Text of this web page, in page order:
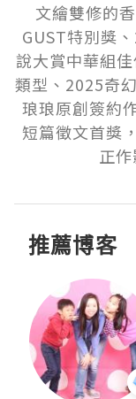
文繪雙修的
GUST特別獎
說大賞中華組
類型、2025奇
琅琅原創簽約
短篇徵文首獎
正
推薦博客